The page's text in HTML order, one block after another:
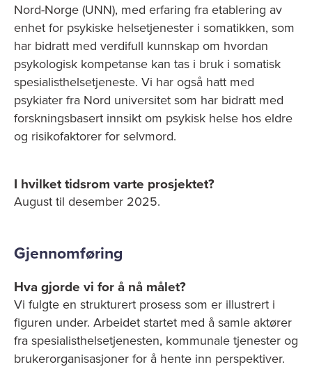
Nord-Norge (UNN), med erfaring fra etablering av
enhet for psykiske helsetjenester i somatikken, som
har bidratt med verdifull kunnskap om hvordan
psykologisk kompetanse kan tas i bruk i somatisk
spesialisthelsetjeneste. Vi har også hatt med
psykiater fra Nord universitet som har bidratt med
forskningsbasert innsikt om psykisk helse hos eldre
og risikofaktorer for selvmord.
I hvilket tidsrom varte prosjektet?
August til desember 2025.
Gjennomføring
Hva gjorde vi for å nå målet?
Vi fulgte en strukturert prosess som er illustrert i
figuren under. Arbeidet startet med å samle aktører
fra spesialisthelsetjenesten, kommunale tjenester og
brukerorganisasjoner for å hente inn perspektiver.